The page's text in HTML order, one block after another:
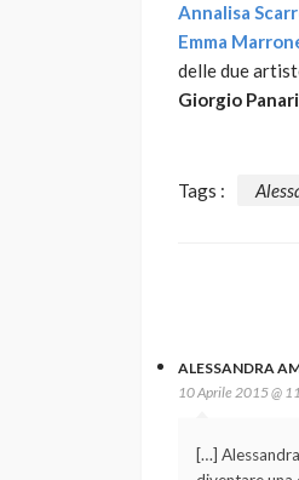
Annalisa
Emma
delle due
Giorgio
Tags :
ALESSANDRA
10 Aprile 2015 @
[…]